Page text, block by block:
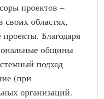
проектов –
областях,
Благодаря
общины
подход
(при
организаций.